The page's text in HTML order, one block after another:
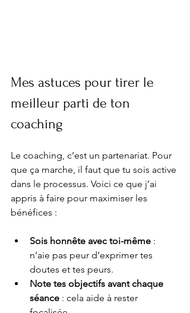
Mes astuces pour tirer le
meilleur parti de ton
coaching
Le coaching, c’est un partenariat. Pour
que ça marche, il faut que tu sois active
dans le processus. Voici ce que j’ai
appris à faire pour maximiser les
bénéfices :
Sois honnête avec toi-même :
n’aie pas peur d’exprimer tes
doutes et tes peurs.
Note tes objectifs avant chaque
séance : cela aide à rester